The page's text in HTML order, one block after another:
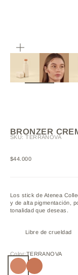
BRONZER
SKU: TERRANOVA
Precio de oferta
$44.000
Los stick de Atenea
y de alta pigmentación,
tonalidad que deseas.
Libre de crueldad
Color:TERRANOVA
TERRANOVA